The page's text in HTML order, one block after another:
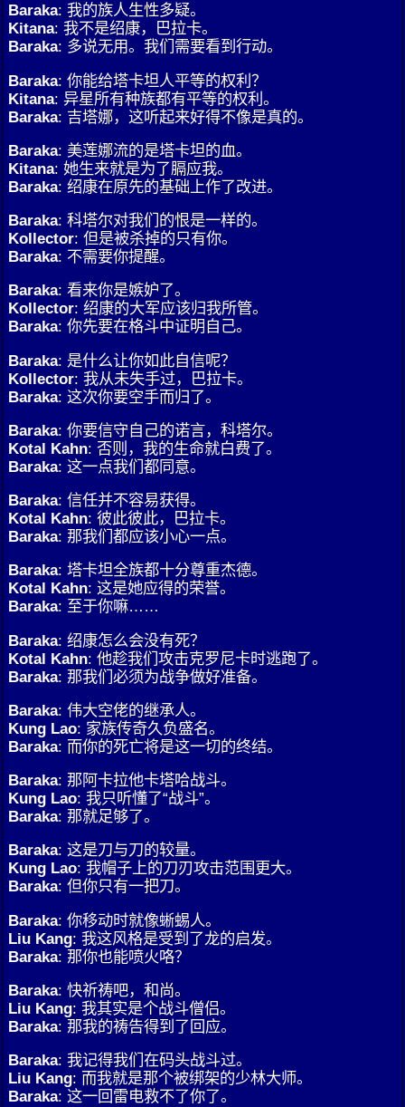
Baraka: 我的族人生性多疑。
Kitana: 我不是绍康，巴拉卡。
Baraka: 多说无用。我们需要看到行动。
Baraka: 你能给塔卡坦人平等的权利？
Kitana: 异星所有种族都有平等的权利。
Baraka: 吉塔娜，这听起来好得不像是真的。
Baraka: 美莲娜流的是塔卡坦的血。
Kitana: 她生来就是为了膈应我。
Baraka: 绍康在原先的基础上作了改进。
Baraka: 科塔尔对我们的恨是一样的。
Kollector: 但是被杀掉的只有你。
Baraka: 不需要你提醒。
Baraka: 看来你是嫉妒了。
Kollector: 绍康的大军应该归我所管。
Baraka: 你先要在格斗中证明自己。
Baraka: 是什么让你如此自信呢？
Kollector: 我从未失手过，巴拉卡。
Baraka: 这次你要空手而归了。
Baraka: 你要信守自己的诺言，科塔尔。
Kotal Kahn: 否则，我的生命就白费了。
Baraka: 这一点我们都同意。
Baraka: 信任并不容易获得。
Kotal Kahn: 彼此彼此，巴拉卡。
Baraka: 那我们都应该小心一点。
Baraka: 塔卡坦全族都十分尊重杰德。
Kotal Kahn: 这是她应得的荣誉。
Baraka: 至于你嘛……
Baraka: 绍康怎么会没有死？
Kotal Kahn: 他趁我们攻击克罗尼卡时逃跑了。
Baraka: 那我们必须为战争做好准备。
Baraka: 伟大空佬的继承人。
Kung Lao: 家族传奇久负盛名。
Baraka: 而你的死亡将是这一切的终结。
Baraka: 那阿卡拉他卡塔哈战斗。
Kung Lao: 我只听懂了“战斗”。
Baraka: 那就足够了。
Baraka: 这是刀与刀的较量。
Kung Lao: 我帽子上的刀刃攻击范围更大。
Baraka: 但你只有一把刀。
Baraka: 你移动时就像蜥蜴人。
Liu Kang: 我这风格是受到了龙的启发。
Baraka: 那你也能喷火咯？
Baraka: 快祈祷吧，和尚。
Liu Kang: 我其实是个战斗僧侣。
Baraka: 那我的祷告得到了回应。
Baraka: 我记得我们在码头战斗过。
Liu Kang: 而我就是那个被绑架的少林大师。
Baraka: 这一回雷电救不了你了。